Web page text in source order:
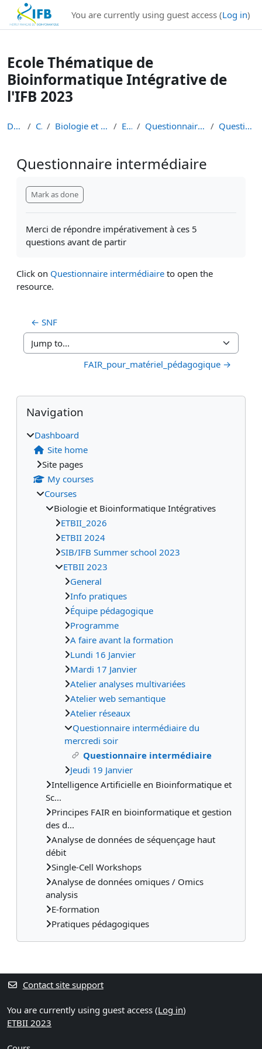
Institut Français de Bioinformatique - Les formations
Skip to main contentYou are currently using guest access (Log in)
Ecole Thématique de
Bioinformatique Intégrative de
l'IFB 2023
Dashboard Courses Biologie et Bioinformatique Intégratives ETBII 2023 Questionnaire intermédiaire du mercredi soir Questionnaire intermédiaire
Questionnaire intermédiaire
Mark as done
Merci de répondre impérativement à ces 5
questions avant de partir
Click on Questionnaire intermédiaire to open the
resource.
← SNF
Jump to...
FAIR_pour_matériel_pédagogique →
Blocks
Supplementary blocks
Skip Navigation
Navigation
Dashboard
Site home
Site pages
My courses
Courses
Biologie et Bioinformatique Intégratives
ETBII_2026
ETBII 2024
SIB/IFB Summer school 2023
ETBII 2023
General
Info pratiques
Équipe pédagogique
Programme
A faire avant la formation
Lundi 16 Janvier
Mardi 17 Janvier
Atelier analyses multivariées
Atelier web semantique
Atelier réseaux
Questionnaire intermédiaire du
mercredi soir
Questionnaire intermédiaire
Jeudi 19 Janvier
Intelligence Artificielle en Bioinformatique et
Sc...
Principes FAIR en bioinformatique et gestion
des d...
Analyse de données de séquençage haut
débit
Single-Cell Workshops
Analyse de données omiques / Omics
analysis
E-formation
Pratiques pédagogiques
Contact site support
You are currently using guest access (Log in)
ETBII 2023